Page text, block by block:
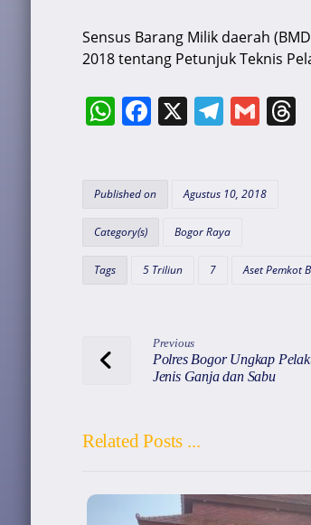
Sensus Barang Milik daerah
2018 tentang Petunjuk Teknis
W
s
A
p
F
e
o
o
X T
gr
a
m
G
l
T
s
Published on Agustus 10, 2018
Category(s) Bogor Raya
Tags 5 Triliun 7 Aset Pemkot
Previous
Polres Bogor Ungkap
Jenis Ganja dan Sabu
Related Posts ...